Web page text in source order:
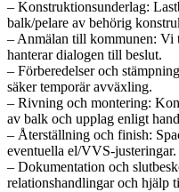
– Konstruktionsunderlag:
balk/pelare av behörig
– Anmälan till kommunen: Vi
hanterar dialogen till beslut.
– Förberedelser och
säker temporär avväxling.
– Rivning och montering:
av balk och upplag enligt
– Återställning och finish:
eventuella el/VVS-justeringar.
– Dokumentation och
relationshandlingar och hjälp